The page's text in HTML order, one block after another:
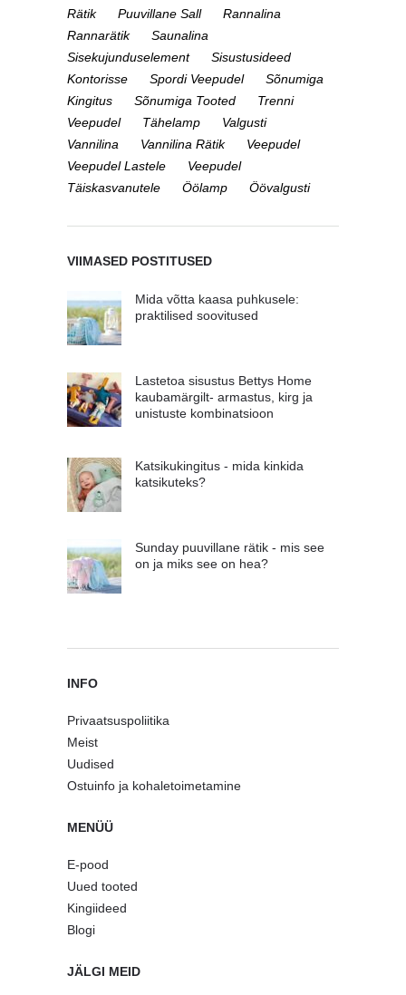
Rätik
Puuvillane Sall
Rannalina
Rannarätik
Saunalina
Sisekujunduselement
Sisustusideed
Kontorisse
Spordi Veepudel
Sõnumiga
Kingitus
Sõnumiga Tooted
Trenni
Veepudel
Tähelamp
Valgusti
Vannilina
Vannilina Rätik
Veepudel
Veepudel Lastele
Veepudel
Täiskasvanutele
Öölamp Öövalgusti
VIIMASED POSTITUSED
Mida võtta kaasa puhkusele:
praktilised soovitused
Lastetoa sisustus Bettys Home
kaubamärgilt- armastus, kirg ja
unistuste kombinatsioon
Katsikukingitus - mida kinkida
katsikuteks?
Sunday puuvillane rätik - mis see
on ja miks see on hea?
INFO
Privaatsuspoliitika
Meist
Uudised
Ostuinfo ja kohaletoimetamine
MENÜÜ
E-pood
Uued tooted
Kingiideed
Blogi
JÄLGI MEID